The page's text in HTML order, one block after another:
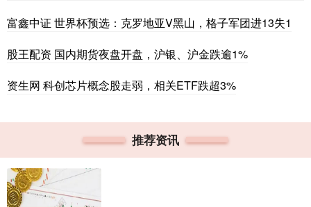
富鑫中证 世界杯预选：克罗地亚V黑山，格子军团进13失1
股王配资 国内期货夜盘开盘，沪银、沪金跌逾1%
资生网 科创芯片概念股走弱，相关ETF跌超3%
推荐资讯